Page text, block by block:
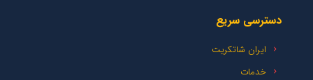
دسترسی سریع
ایران شاتکریت
خدمات